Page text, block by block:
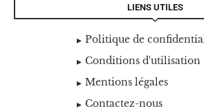
LIENS UTILES
Politique de
Conditions d'utilisation
Mentions légales
Contactez-nous